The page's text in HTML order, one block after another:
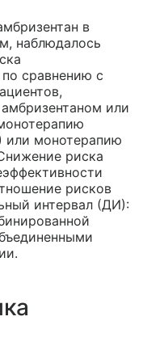
в
наблюдалось
сравнению с
или
или монотерапию
риска
рисков
интервал (ДИ):